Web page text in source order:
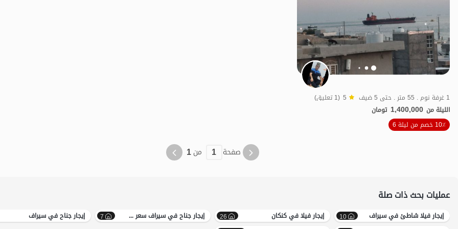
1 غرفة نوم . 55 متر . حتى 5 ضيف 5 (1 تعليق)
الليلة من 1,400,000 تومان
10٪ خصم من ليلة 6
صفحة 1 من1
عمليات بحث ذات صلة
إيجار فيلا شاطئ في سیراف 10 إيجار فيلا في کنکان 26 إيجار جناح في سیراف سعر معقول 7
إيجار جناح في سیراف